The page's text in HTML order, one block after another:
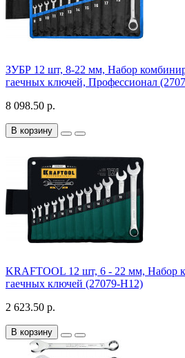
ЗУБР 12 шт, 8-22 мм, Набор
гаечных ключей, Профессионал
8 098.50 р.
В корзину
KRAFTOOL 12 шт, 6 - 22 мм, Набор
гаечных ключей (27079-H12)
2 623.50 р.
В корзину